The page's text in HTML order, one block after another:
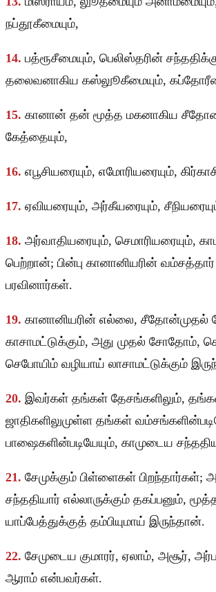
நப்தூகீமையும்,
14. பத்ரூசீமையும், பெலிஸ்தரின்
தலைவனாகிய கஸ்லுூகீமையும்,
15. கானான் தன் மூத்த மகனாகிய
கேத்தையும்,
16. எபூசியரையும், எமோரியரையும்,
17. ஏவியரையும், அர்கீயரையும்,
18. அர்வாதியரையும், செமாரியரையும்,
பெற்றான்; பின்பு கானானியரின்
பரவினார்கள்.
19. கானானியரின் எல்லை, சீதோன்முதல்
காசாமட்டுக்கும், அது முதல் சோதோம்,
செபோயிம் வழியாய் லாசாமட்டுக்கும்
20. இவர்கள் தங்கள் தேசங்களிலும்,
ஜாதிகளிலுமுள்ள தங்கள்
பாஷைகளின்படியேயும், காமுடைய
21. சேமுக்கும் பிள்ளைகள் பிறந்தார்கள்;
சந்ததியார் எல்லாருக்கும் தகப்பனும்,
யாப்பேத்துக்குத் தம்பியுமாய் இருந்தான்.
22. சேமுடைய குமாரர், ஏலாம், அசூர்,
ஆராம் என்பவர்கள்.